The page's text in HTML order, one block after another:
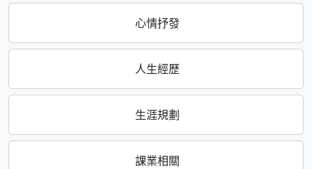
心情抒發
人生經歷
生涯規劃
課業相關